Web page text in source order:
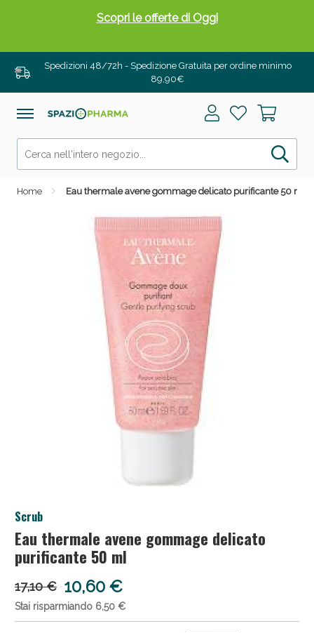
Spedizioni 48/72h - Spedizione Gratuita per ordine minimo
89,90€
Home Eau thermale avene gommage delicato purificante 50 ml
Scrub
Eau thermale avene gommage delicato
purificante 50 ml
17,10 € 10,60 €
Stai risparmiando 6,50 €
Scopri le offerte di Oggi
Drenanti e Pancia Piatta: Sconti fino al 55% validi
solo per OGGI!
Salini e Multivitaminici: oggi Sconto extra fino al